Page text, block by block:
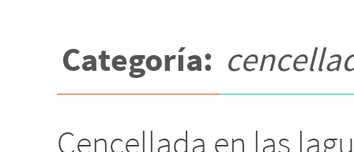
Categoría:
Cencellada en las